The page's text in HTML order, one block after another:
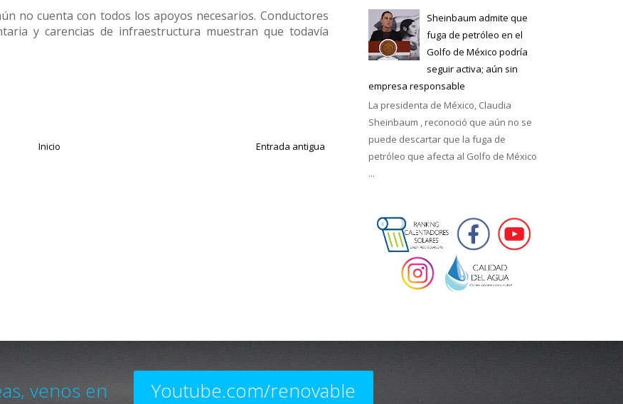
no cuenta con todos los apoyos necesarios. Conductores
y carencias de infraestructura muestran que todavía
Entrada antigua
Inicio
Sheinbaum admite que
fuga de petróleo en el
Golfo de México podría
seguir activa; aún sin
empresa responsable
La presidenta de México, Claudia
Sheinbaum , reconoció que aún no se
puede descartar que la fuga de
petróleo que afecta al Golfo de México
...
venos en Youtube.com/renovable